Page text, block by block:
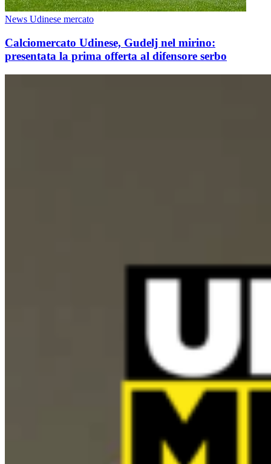
News Udinese mercato
Calciomercato Udinese, Gudelj nel mirino:
presentata la prima offerta al difensore serbo